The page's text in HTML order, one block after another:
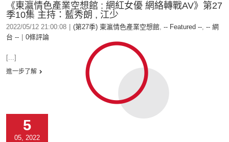
《東瀛情色產業空想館 : 網紅女優 網絡轉戰AV》第27
季10集 主持：藍秀朗 , 江少
2022/05/12 21:00:08 (第27季) 東瀛情色產業空想館, -- Featured --, -- 網
台 --
0條評論
[...]
進一步了解
5
05, 2022